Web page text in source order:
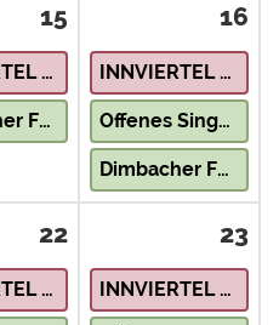
15
INNVIERTEL – Natur & Landschaft
Dimbacher Festspiele – Openair Theater am Marktplatz
16
INNVIERTEL – Natur & Landschaft
Offenes Singen im Viechtauer Heimathaus
Dimbacher Festspiele – Openair Theater am Marktplatz
22
INNVIERTEL – Natur & Landschaft
23
INNVIERTEL – Natur & Landschaft